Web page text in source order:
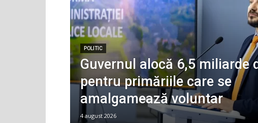
POLITIC
Guvernul alocă 6,5 miliarde
pentru primăriile care se
amalgamează voluntar
4 august 2026